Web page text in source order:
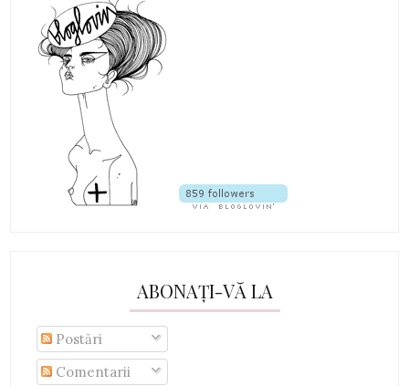
ABONAȚI-VĂ LA
Postări
Comentarii